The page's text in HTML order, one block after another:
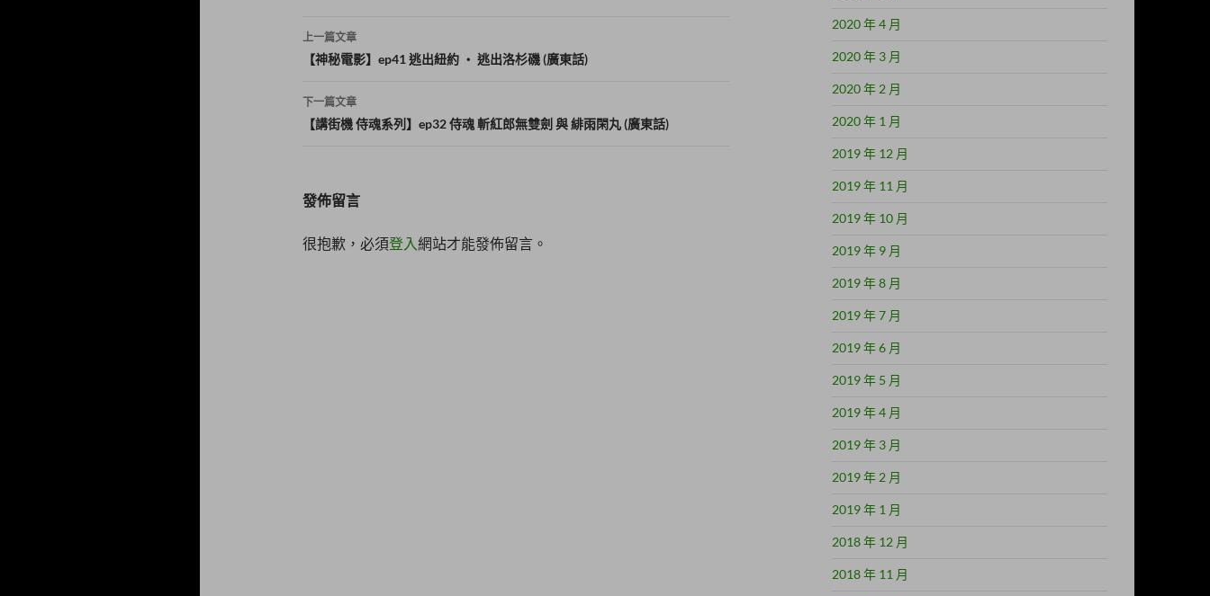
r
(
在
新
窗
中
開
啟
b
o
在
新
文
章
導
覽
上一篇文章
【神秘電影】ep41 逃出紐約 ‧ 逃出洛杉磯 (廣東話)
下一篇文章
【講街機 侍魂系列】ep32 侍魂 斬紅郎無雙劍 與 緋雨閑丸 (廣東話)
發佈留言
很抱歉，必須登入網站才能發佈留言。
2020 年 4 月
2020 年 3 月
2020 年 2 月
2020 年 1 月
2019 年 12 月
2019 年 11 月
2019 年 10 月
2019 年 9 月
2019 年 8 月
2019 年 7 月
2019 年 6 月
2019 年 5 月
2019 年 4 月
2019 年 3 月
2019 年 2 月
2019 年 1 月
2018 年 12 月
2018 年 11 月